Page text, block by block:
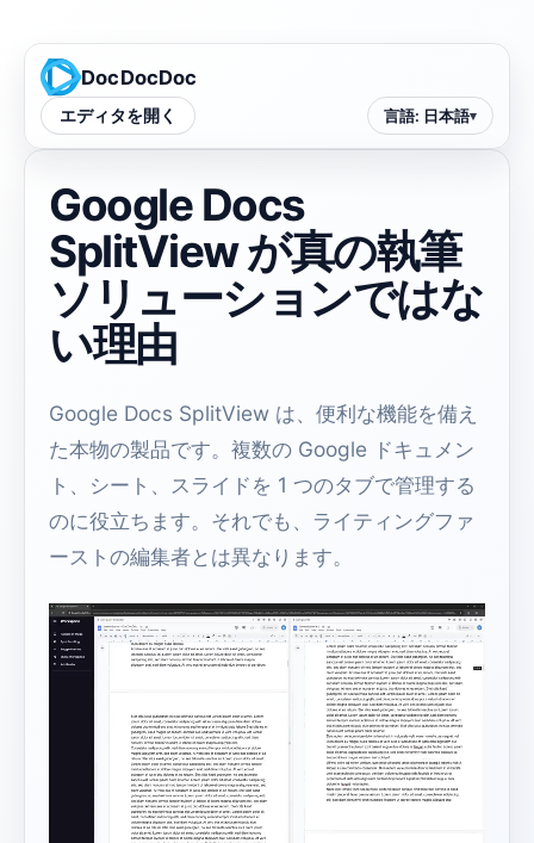
DocDocDoc
エディタを開く 言語: 日本語
Google Docs
SplitView が真の執筆
ソリューションではな
い理由
Google Docs SplitView は、便利な機能を備え
た本物の製品です。複数の Google ドキュメン
ト、シート、スライドを 1 つのタブで管理する
のに役立ちます。それでも、ライティングファ
ーストの編集者とは異なります。